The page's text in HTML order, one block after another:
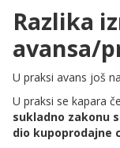
Razlika
avansa/
U praksi avans još
U praksi se kapara
sukladno zakonu
dio kupoprodajne